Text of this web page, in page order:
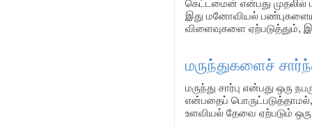
கெட்டமைன் என்பது முதலில்
இது மனோவியல்
விளைவுகளை ஏற்படுத்தும்,
மருந்துகளைச்
மருந்து சார்பு என்பது ஒரு
என்பதைப்
உளவியல் தேவை ஏற்படும்